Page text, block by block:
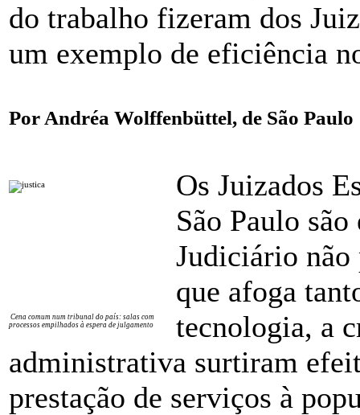
do trabalho fizeram dos
um exemplo de eficiência
Por Andréa Wolffenbüttel, de São Paulo
Cena comum num tribunal do país: salas com
processos empilhados à espera de julgamento
Os Juizados
São Paulo
Judiciário não
que afoga
tecnologia, a
administrativa surtiram
prestação de serviços à